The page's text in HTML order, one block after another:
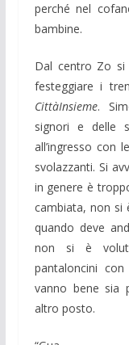
perché nel
bambine.
Dal centro Zo si
festeggiare i
CittàInsieme.
signori e delle
all’ingresso con
svolazzanti. Si
in genere è
cambiata, non si
quando deve
non si è
pantaloncini
vanno bene sia
altro posto.